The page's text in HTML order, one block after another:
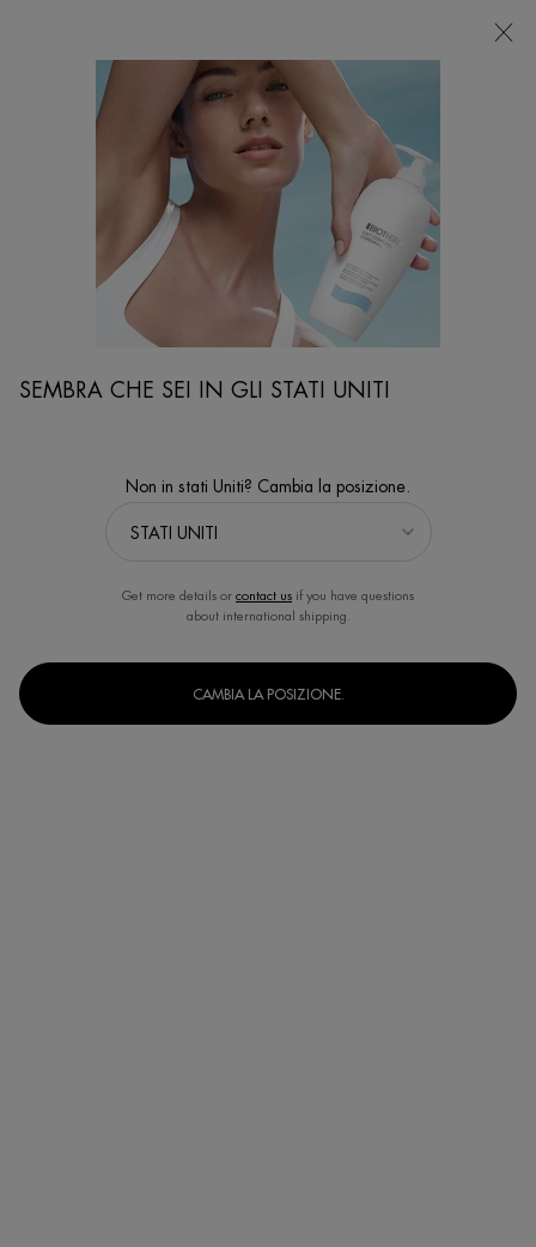
Sto cercando...
SEMBRA CHE SEI IN GLI STATI UNITI
Non in stati Uniti? Cambia la posizione.
Get more details or contact us if you have questions
about international shipping.
CAMBIA LA POSIZIONE.